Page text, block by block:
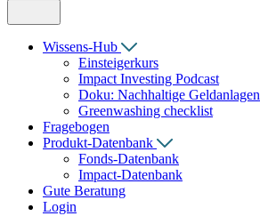
Wissens-Hub
Einsteigerkurs
Impact Investing Podcast
Doku: Nachhaltige Geldanlagen
Greenwashing checklist
Fragebogen
Produkt-Datenbank
Fonds-Datenbank
Impact-Datenbank
Gute Beratung
Login